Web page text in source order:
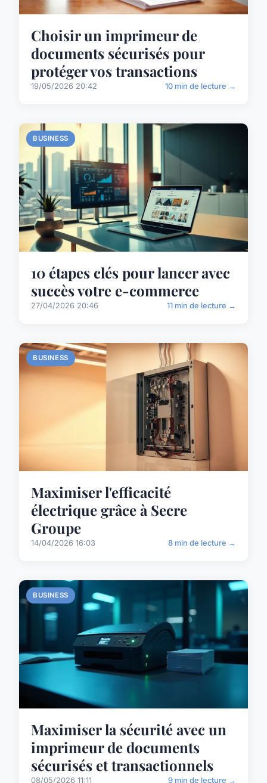
Choisir un imprimeur de
documents sécurisés pour
protéger vos transactions
19/05/2026 20:42 10 min de lecture →
BUSINESS
10 étapes clés pour lancer avec
succès votre e-commerce
27/04/2026 20:46 11 min de lecture →
BUSINESS
Maximiser l'efficacité
électrique grâce à Secre
Groupe
14/04/2026 16:03 8 min de lecture →
BUSINESS
Maximiser la sécurité avec un
imprimeur de documents
sécurisés et transactionnels
08/05/2026 11:11 9 min de lecture →